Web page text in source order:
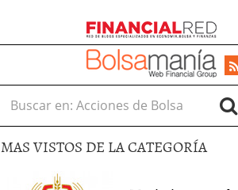
Buscar en:
MAS VISTOS DE LA CATEGORÍA